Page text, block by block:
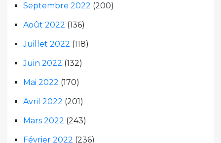
Septembre 2022 (200)
Août 2022 (136)
Juillet 2022 (118)
Juin 2022 (132)
Mai 2022 (170)
Avril 2022 (201)
Mars 2022 (243)
Février 2022 (236)